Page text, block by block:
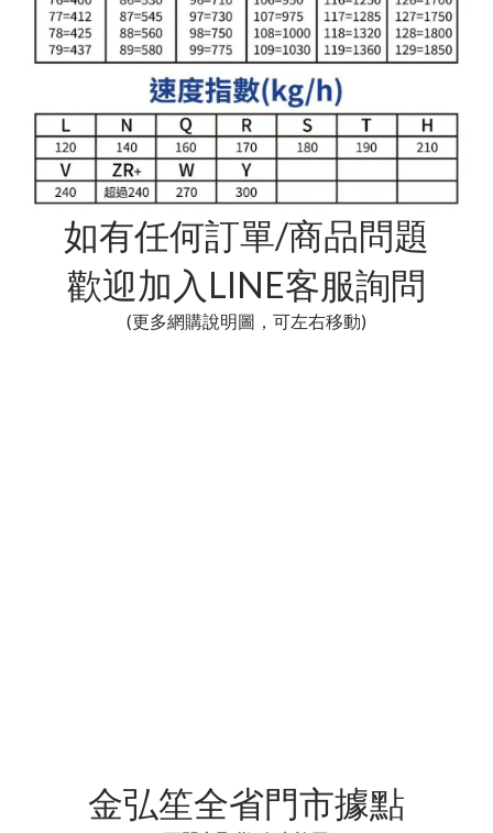
如有任何訂單/商品問題
歡迎加入LINE客服詢問
(更多網購說明圖，可左右移動)
金弘笙全省門市據點